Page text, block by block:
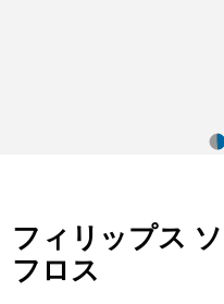
フィリップス
フロス